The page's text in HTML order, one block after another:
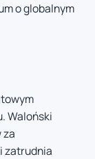
o globalnym
Waloński
za
zatrudnia